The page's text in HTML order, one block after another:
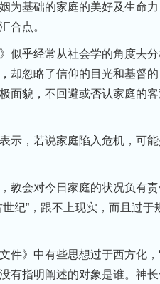
为基础的家庭的美好及生命
合点。
乎经常从社会学的角度去分
却忽略了信仰的目光和基督
面貌，不回避或否认家庭的
，若说家庭陷入危机，可能
会对今日家庭的状况负有责
纪”，跟不上现实，而且过于
》中有些思想过于西方化，
有指明阐述的对象是谁。神